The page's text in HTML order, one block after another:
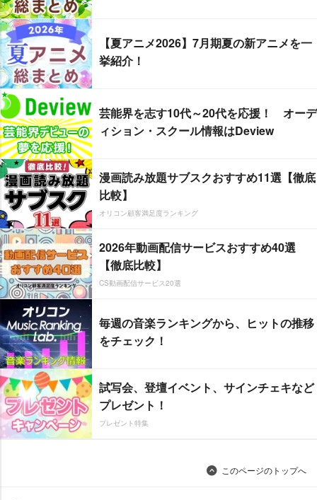
【夏アニメ2026】7月期夏の新アニメを一
挙紹介！
芸能界を志す10代～20代を応援！ オーデ
ィション・スクール情報はDeview
漫画読み放題サブスクおすすめ11選【徹底
比較】
オリコン顧客満足度ランキング
2026年動画配信サービスおすすめ40選
【徹底比較】
CS動画配信サービス20選
毎週の音楽ランキングから、ヒットの推移
をチェック！
試写会、登壇イベント、サインチェキなど
プレゼント！
プレゼント特集
このページのトップへ